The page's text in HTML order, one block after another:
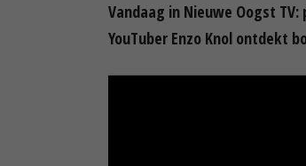
Vandaag in Nieuwe Oogst
YouTuber Enzo Knol ontdekt